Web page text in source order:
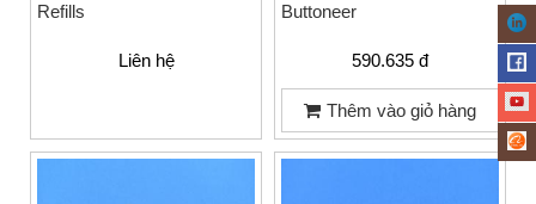
Refills
Liên hệ
Buttoneer
590.635 đ
Thêm vào giỏ hàng